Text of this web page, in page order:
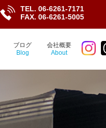
TEL. 06-6261-7171
FAX. 06-6261-5005
ブログ
Blog
会社概要
About